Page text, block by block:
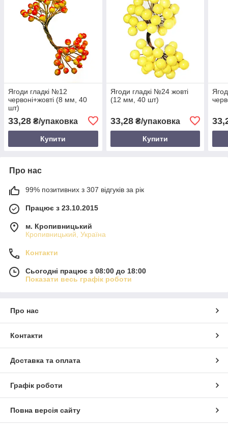
Ягоди гладкі №12
червоні+жовті (8 мм, 40
шт)
33,28 ₴/упаковка
Купити
Ягоди гладкі №24 жовті
(12 мм, 40 шт)
33,28₴/упаковка
Купити
Про нас
99% позитивних з 307 відгуків за рік
Працює з 23.10.2015
м. Кропивницький
Кропивницький, Україна
Контакти
Сьогодні працює з 08:00 до 18:00
Показати весь графік роботи
Про нас
Контакти
Доставка та оплата
Графік роботи
Повна версія сайту